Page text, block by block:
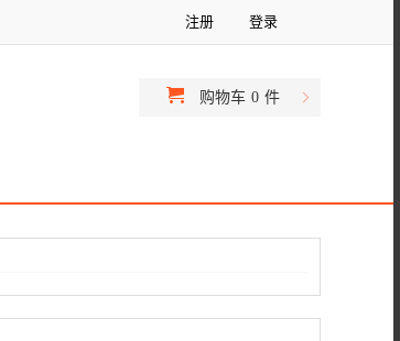
注册 登录
购物车 0 件